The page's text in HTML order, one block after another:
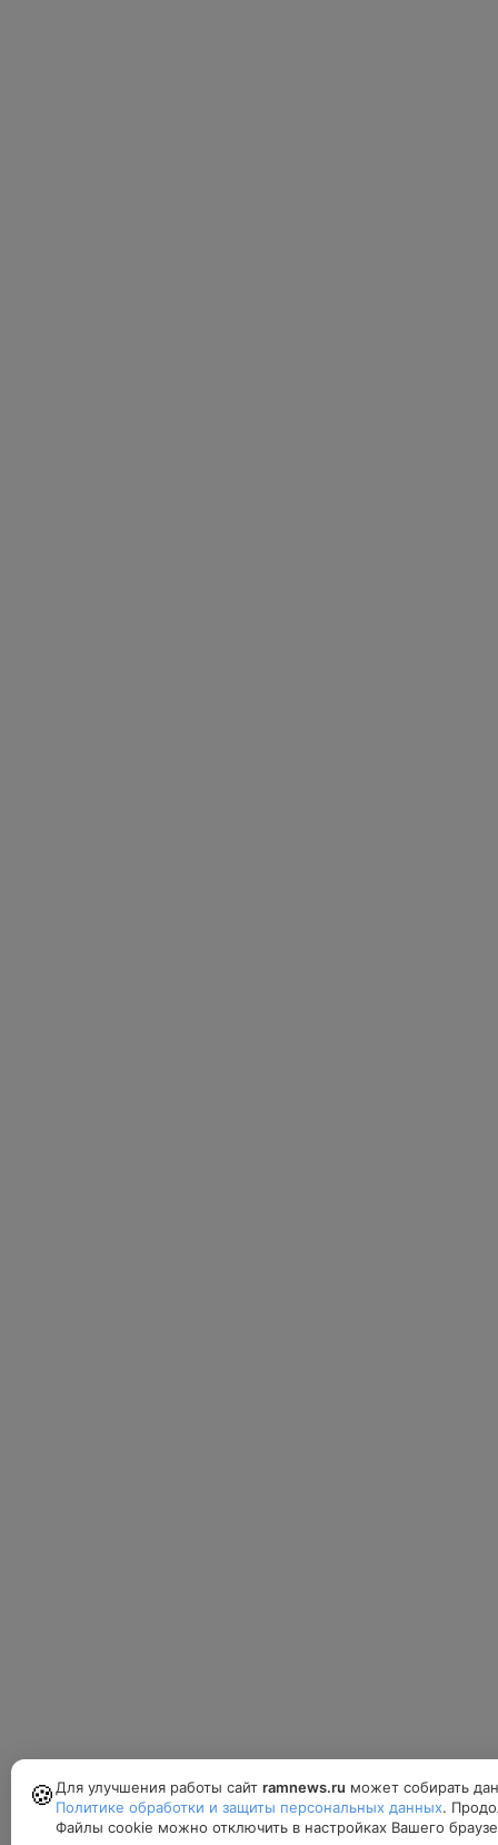
🍪 Для улучшения работы сайт ramnews.ru может собирать
Политике обработки и защиты персональных данных.
Файлы cookie можно отключить в настройках Вашего